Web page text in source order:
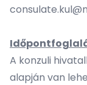
A konzuli
alapján van